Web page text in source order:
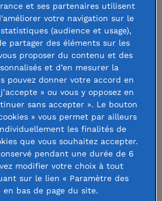
construire une vie
été remis lors de cette soirée
Frédérique Le Teurnier et Denis
de France Bleu
Une heure en France
du jury Charles-Édouard
la conciergerie de quartierLulu dans
et ses partenaires utilisent
votre navigation sur le
(audience et usage),
partager des éléments sur les
proposer du contenu et des
et d’en mesurer la
pouvez donner votre accord en
» ou vous y opposez en
sans accepter ». Le bouton
» vous permet par ailleurs
les finalités de
que vous souhaitez accepter.
pendant une durée de 6
modifier votre choix à tout
sur le lien « Paramètre des
en bas de page du site.